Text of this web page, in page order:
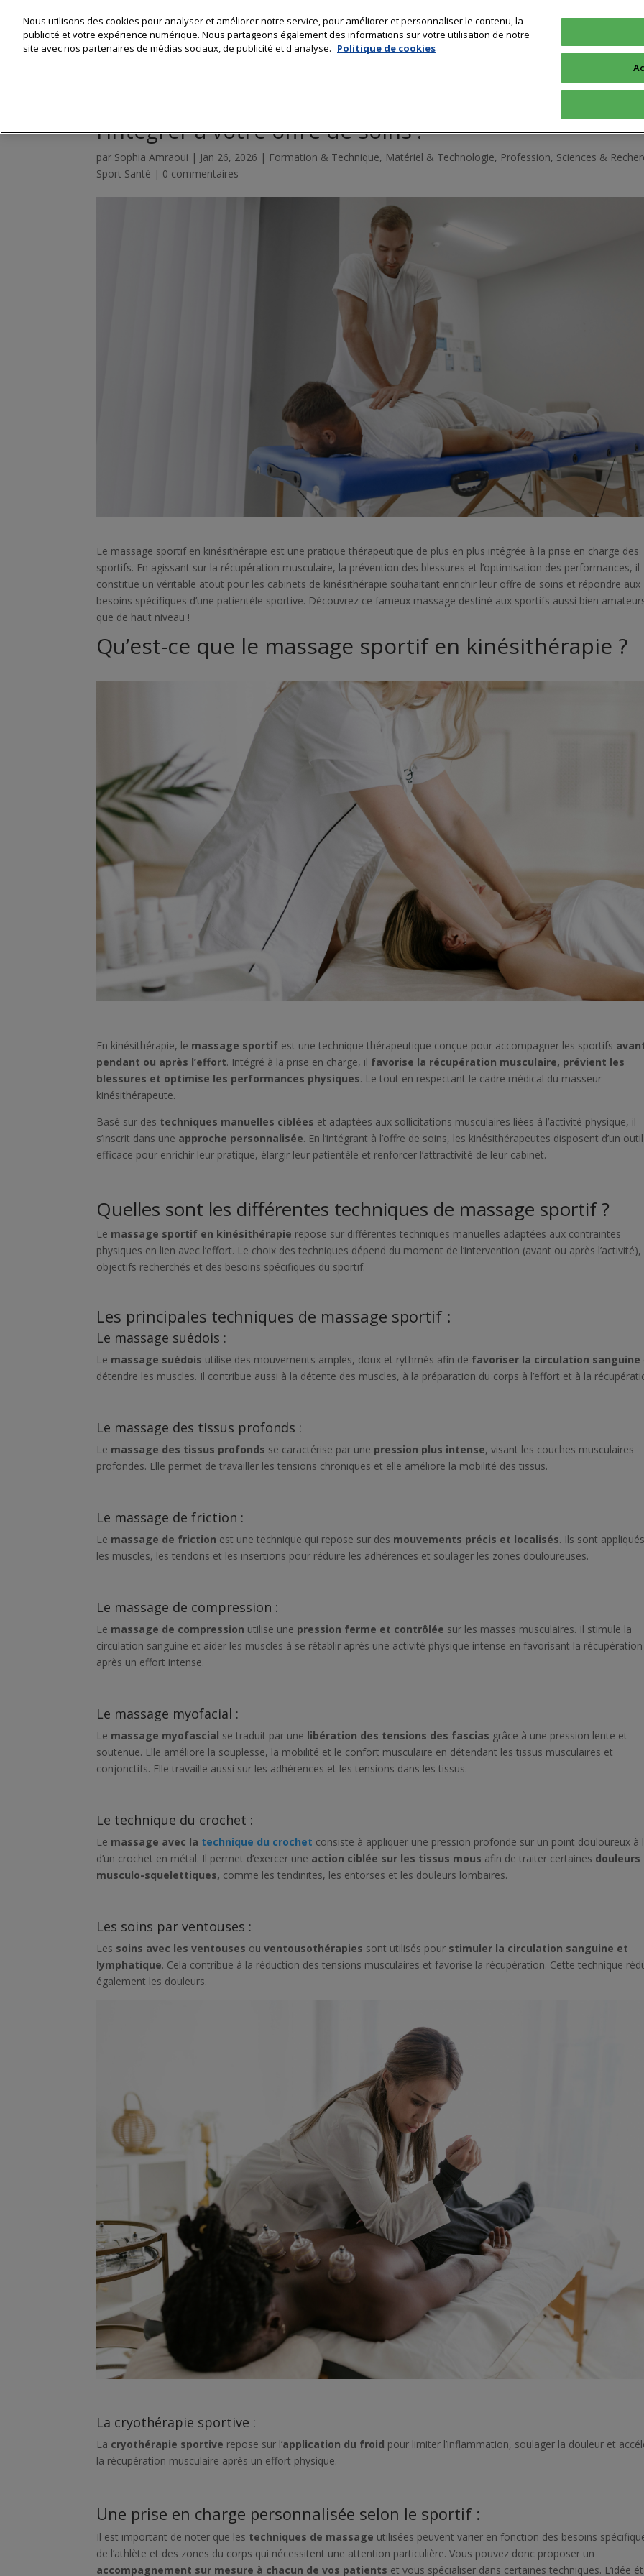
Matériel & Technologie Sciences & Recherche Profession
l’intégrer à votre offre de soins ?
par Sophia Amraoui | Jan 26, 2026 | Formation & Technique, Matériel & Technologie, Profession, Sciences &
Sport Santé | 0 commentaires
Le massage sportif en kinésithérapie est une pratique thérapeutique de plus en plus intégrée à la prise en charge des
sportifs. En agissant sur la récupération musculaire, la prévention des blessures et l’optimisation des performances, il
constitue un véritable atout pour les cabinets de kinésithérapie souhaitant enrichir leur offre de soins et répondre aux
besoins spécifiques d’une patientèle sportive. Découvrez ce fameux massage destiné aux sportifs aussi bien
que de haut niveau !
Qu’est-ce que le massage sportif en kinésithérapie ?
En kinésithérapie, le massage sportif est une technique thérapeutique conçue pour accompagner les sportifs
pendant ou après l’effort. Intégré à la prise en charge, il favorise la récupération musculaire, prévient les
blessures et optimise les performances physiques. Le tout en respectant le cadre médical du masseur-
kinésithérapeute.
Basé sur des techniques manuelles ciblées et adaptées aux sollicitations musculaires liées à l’activité physique, il
s’inscrit dans une approche personnalisée. En l’intégrant à l’offre de soins, les kinésithérapeutes disposent d’un outil
efficace pour enrichir leur pratique, élargir leur patientèle et renforcer l’attractivité de leur cabinet.
Quelles sont les différentes techniques de massage sportif ?
Le massage sportif en kinésithérapie repose sur différentes techniques manuelles adaptées aux contraintes
physiques en lien avec l’effort. Le choix des techniques dépend du moment de l’intervention (avant ou après l’activité),
objectifs recherchés et des besoins spécifiques du sportif.
Les principales techniques de massage sportif :
Le massage suédois :
Le massage suédois utilise des mouvements amples, doux et rythmés afin de favoriser la circulation sanguine
détendre les muscles. Il contribue aussi à la détente des muscles, à la préparation du corps à l’effort et à la
Le massage des tissus profonds :
Le massage des tissus profonds se caractérise par une pression plus intense, visant les couches musculaires
profondes. Elle permet de travailler les tensions chroniques et elle améliore la mobilité des tissus.
Le massage de friction :
Le massage de friction est une technique qui repose sur des mouvements précis et localisés. Ils sont
les muscles, les tendons et les insertions pour réduire les adhérences et soulager les zones douloureuses.
Le massage de compression :
Le massage de compression utilise une pression ferme et contrôlée sur les masses musculaires. Il stimule la
circulation sanguine et aider les muscles à se rétablir après une activité physique intense en favorisant la récupération
après un effort intense.
Le massage myofacial :
Le massage myofascial se traduit par une libération des tensions des fascias grâce à une pression lente et
soutenue. Elle améliore la souplesse, la mobilité et le confort musculaire en détendant les tissus musculaires et
conjonctifs. Elle travaille aussi sur les adhérences et les tensions dans les tissus.
Le technique du crochet :
Le massage avec la technique du crochet consiste à appliquer une pression profonde sur un point douloureux à
d’un crochet en métal. Il permet d’exercer une action ciblée sur les tissus mous afin de traiter certaines douleurs
musculo-squelettiques, comme les tendinites, les entorses et les douleurs lombaires.
Les soins par ventouses :
Les soins avec les ventouses ouventousothérapies sont utilisés pour stimuler la circulation sanguine et
lymphatique. Cela contribue à la réduction des tensions musculaires et favorise la récupération. Cette technique
également les douleurs.
La cryothérapie sportive :
La cryothérapie sportive repose sur l’application du froid pour limiter l’inflammation, soulager la douleur et
la récupération musculaire après un effort physique.
Une prise en charge personnalisée selon le sportif :
Il est important de noter que les techniques de massage utilisées peuvent varier en fonction des besoins
de l’athlète et des zones du corps qui nécessitent une attention particulière. Vous pouvez donc proposer un
accompagnement sur mesure à chacun de vos patients et vous spécialiser dans certaines techniques. L’idée
Nous utilisons des cookies pour analyser et améliorer notre service, pour améliorer et personnaliser le contenu, la
publicité et votre expérience numérique. Nous partageons également des informations sur votre utilisation de notre
site avec nos partenaires de médias sociaux, de publicité et d'analyse. Politique de cookies